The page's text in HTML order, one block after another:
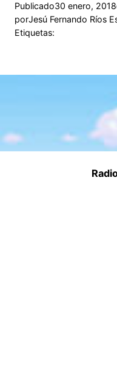
Publicado30 enero, 2018
porJesú Fernando Ríos
Etiquetas: